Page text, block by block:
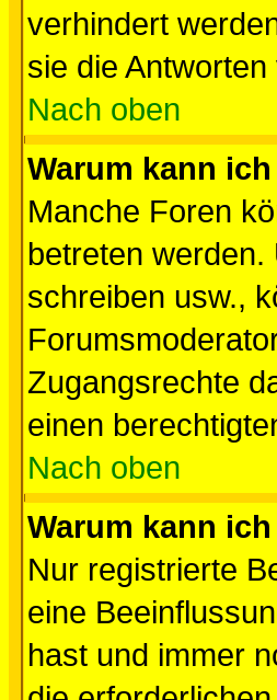
verhindert
sie die
Nach oben
Warum kann
Manche Foren
betreten
schreiben usw.,
Zugangsrechte
einen
Nach oben
Warum kann
Nur registrierte
eine
hast und immer